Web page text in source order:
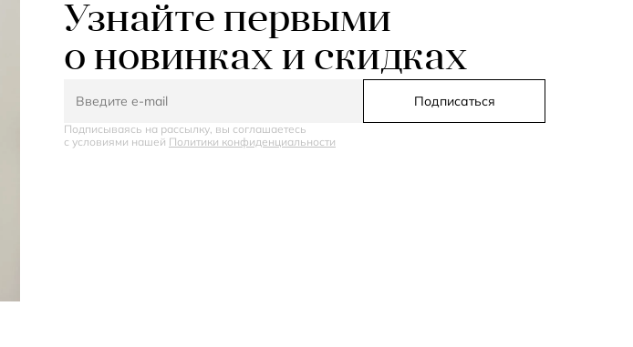
Узнайте первыми
о новинках и скидках
Подписаться
Подписываясь на рассылку, вы соглашаетесь
с условиями нашей Политики конфиденциальности